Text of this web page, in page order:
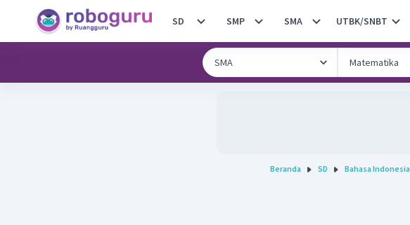
SD SMP SMA UTBK/SNBT
Beranda SD Bahasa Indonesia